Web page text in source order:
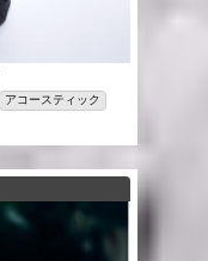
アコースティック